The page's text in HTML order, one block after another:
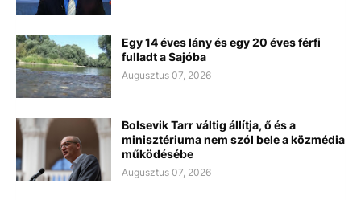
Egy 14 éves lány és egy 20 éves férfi
fulladt a Sajóba
Augusztus 07, 2026
Bolsevik Tarr váltig állítja, ő és a
minisztériuma nem szól bele a közmédia
működésébe
Augusztus 07, 2026